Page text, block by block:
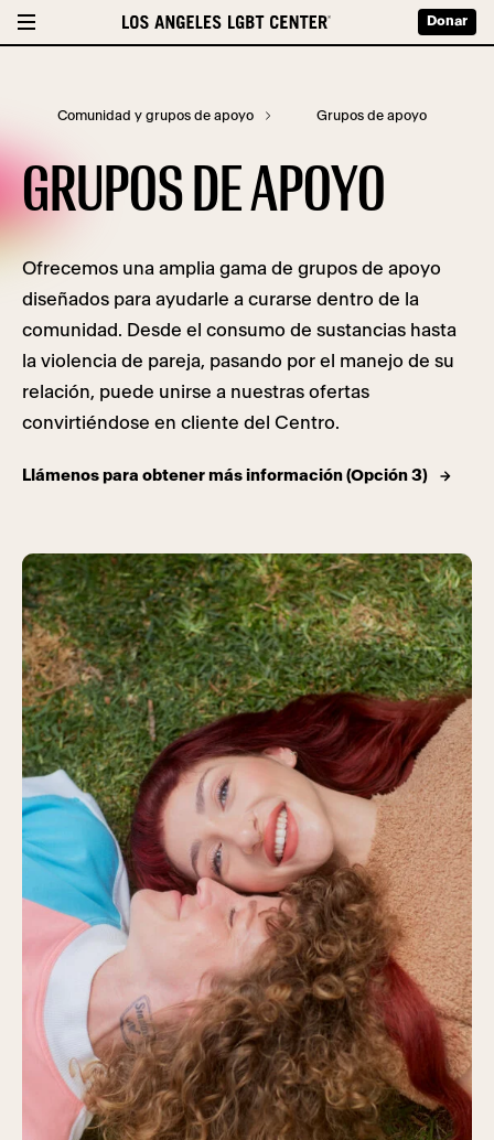
Donar
Comunidad y grupos de apoyo Grupos de apoyo
GRUPOS DE APOYO
Ofrecemos una amplia gama de grupos de apoyo
diseñados para ayudarle a curarse dentro de la
comunidad. Desde el consumo de sustancias hasta
la violencia de pareja, pasando por el manejo de su
relación, puede unirse a nuestras ofertas
convirtiéndose en cliente del Centro.
Llámenos para obtener más información (Opción 3)